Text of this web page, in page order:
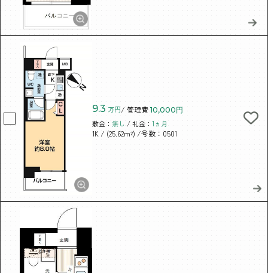
9.3 万円/ 管理費 10,000円
敷金： 無し / 礼金：1ヵ月
1K / (25.62m²) /号数：0501